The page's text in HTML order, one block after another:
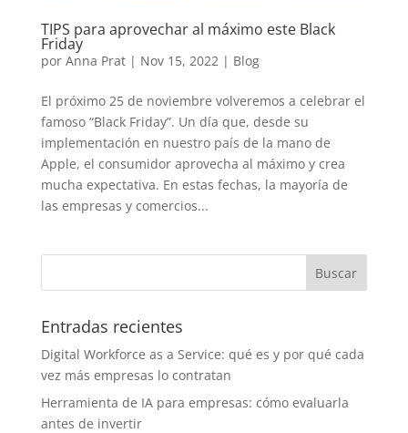
TIPS para aprovechar al máximo este Black
Friday
por Anna Prat| Nov 15, 2022| Blog
El próximo 25 de noviembre volveremos a celebrar el
famoso “Black Friday”. Un día que, desde su
implementación en nuestro país de la mano de
Apple, el consumidor aprovecha al máximo y crea
mucha expectativa. En estas fechas, la mayoría de
las empresas y comercios...
Entradas recientes
Digital Workforce as a Service: qué es y por qué cada
vez más empresas lo contratan
Herramienta de IA para empresas: cómo evaluarla
antes de invertir